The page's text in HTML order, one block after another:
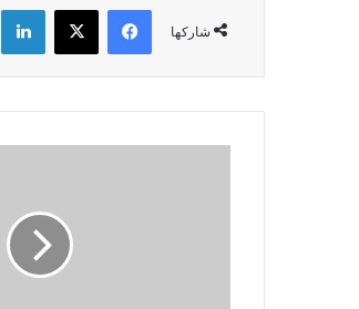
شاركها
فيسبوك